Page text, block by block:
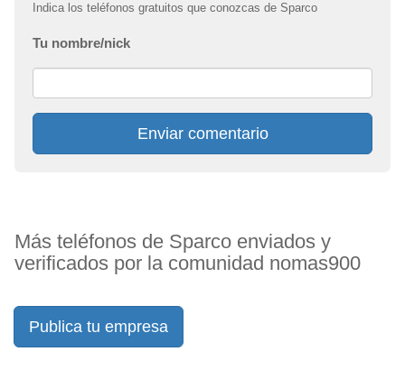
Indica los teléfonos gratuitos que conozcas de Sparco
Tu nombre/nick
Enviar comentario
Más teléfonos de Sparco enviados y
verificados por la comunidad nomas900
Publica tu empresa